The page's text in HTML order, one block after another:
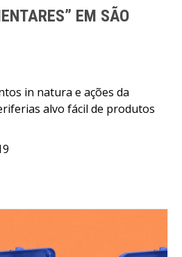
EM SÃO
in natura e ações da
alvo fácil de produtos